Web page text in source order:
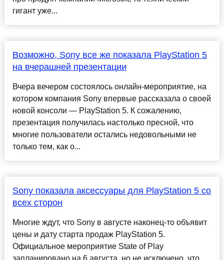
гигант уже...
Возможно, Sony все же показала PlayStation 5
на вчерашней презентации
Вчера вечером состоялось онлайн-мероприятие, на
котором компания Sony впервые рассказала о своей
новой консоли — PlayStation 5. К сожалению,
презентация получилась настолько пресной, что
многие пользователи остались недовольными не
только тем, как о...
Sony показала аксессуары для PlayStation 5 со
всех сторон
Многие ждут, что Sony в августе наконец-то объявит
цены и дату старта продаж PlayStation 5.
Официальное мероприятие State of Play